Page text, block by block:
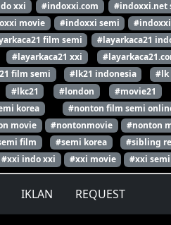
xxi #indoxxi.com #indoxxi.net
movie #indoxxi semi
film semi #layarkaca21
#layarkaca21 xxi
film semi #lk21 indonesia #lk
#lkc21 #london #movie21
korea #nonton film semi
movie #nontonmovie #nonton
film #semi korea #sibling
#xxi indo xxi #xxi movie #xxi semi
IKLAN REQUEST